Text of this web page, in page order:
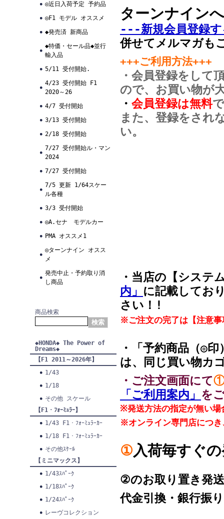
◎近日入荷予定 予約品
◎F1 モデル オススメ
◆発売済 新商品
◆特価・セール品◆並行
輸入品
5/11 受付開始.
4/23 受付開始 F1
2020～26
4/7 受付開始
3/13 受付開始
2/18 受付開始
7/27 受付開始ル・マン
2024
7/27 受付開始
7/5 更新 1/64スケー
ル各種
3/3 受付開始
◎A.セナ モデルカー
PMA オススメ1
◎ターンナイン オスス
メ
発売中止・予約取り消
し商品
商品検索
◆HONDA◆ The Power of
Dreams◆
【F1 2011～2026年】
1/43
1/18
その他 スケール
【F1・ﾌｫｰﾐｭﾗｰ】
1/43 F1・ﾌｫｰﾐｭﾗｰｶｰ
1/18 F1・ﾌｫｰﾐｭﾗｰｶｰ
その他ｽｹｰﾙ
【ミニマックス】
1/43ｽﾊﾟｰｸ
1/18ｽﾊﾟｰｸ
1/24ｽﾊﾟｰｸ
レーヴコレクション
ターンナイン
---新規会員登録
併せてメルマガも
+++ご利用方法+++
・会員登録をして
ので、お買い物が
・ 会員登録は無料
また、登録をされ
い。
・当店の【システ
内」 に記載してお
さい！!
※ご注文の完了は【注意
・「予約商品（◎
は、同じ買い物カ
・ご注文画面にて
「ご利用案内」 を
※発送方法の指定が無い場
※オンライン専門店につ
①入荷毎す
②のお取り置き発
代金引換・銀行振